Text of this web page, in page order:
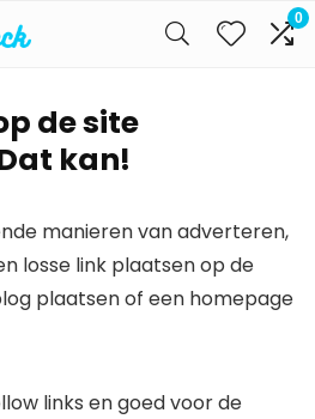
0
de site
kan!
manieren van adverteren,
losse link plaatsen op de
plaatsen of een homepage
links en goed voor de